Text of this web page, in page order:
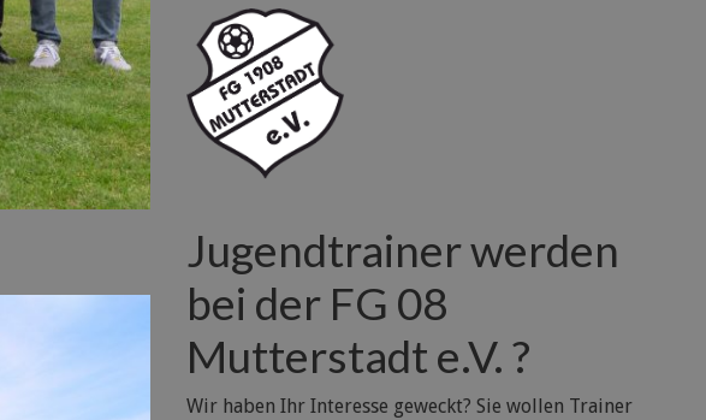
Jugendtrainer werden
bei der FG 08
Mutterstadt e.V. ?
Wir haben Ihr Interesse geweckt? Sie wollen Trainer